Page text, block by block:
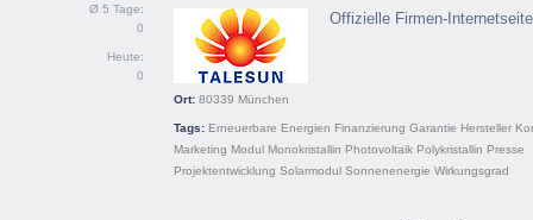
Ø 5 Tage:
0
Heute:
0
Offizielle Firmen-
Ort: 80339 München
Tags: Erneuerbare Energien Finanzierung Garantie Hersteller
Marketing Modul Monokristallin Photovoltaik Polykristallin Presse
Projektentwicklung Solarmodul Sonnenenergie Wirkungsgrad